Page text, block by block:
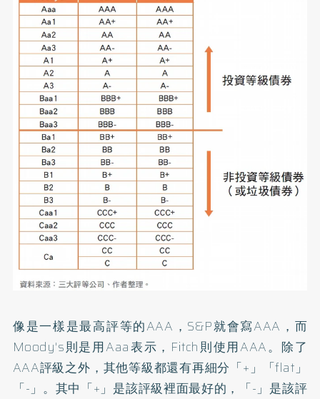
像是一樣是最高評等的AAA，S&P就會寫AAA，而
Moody's則是用Aaa表示，Fitch則使用AAA。除了
AAA評級之外，其他等級都還有再細分「+」「flat」
「-」。其中「+」是該評級裡面最好的，「-」是該評